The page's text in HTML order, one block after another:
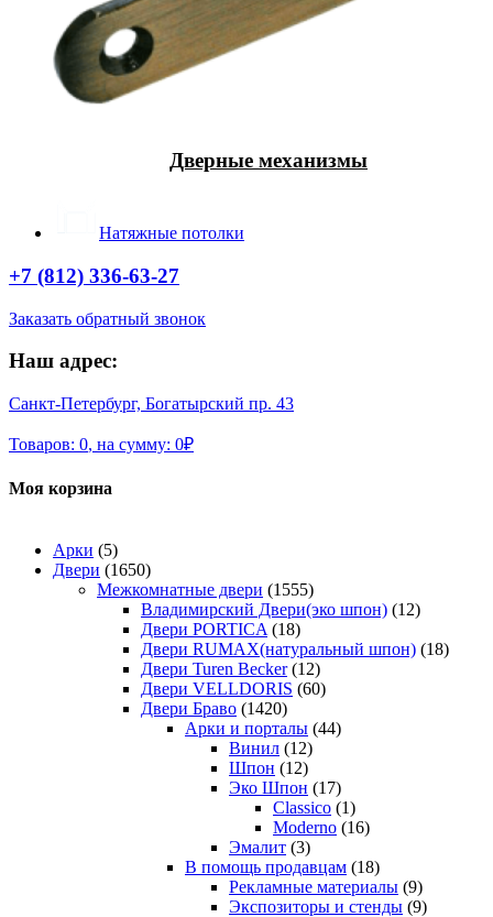
Дверные механизмы
Натяжные потолки
+7 (812) 336-63-27
Заказать обратный звонок
Наш адрес:
Санкт-Петербург, Богатырский пр. 43
Товаров: 0, на сумму: 0₽
Моя корзина
Арки (5)
Двери (1650)
Межкомнатные двери (1555)
Владимирский Двери(эко шпон) (12)
Двери PORTICA (18)
Двери RUMAX(натуральный шпон) (18)
Двери Turen Becker (12)
Двери VELLDORIS (60)
Двери Браво (1420)
Арки и порталы (44)
Винил (12)
Шпон (12)
Эко Шпон (17)
Classico (1)
Moderno (16)
Эмалит (3)
В помощь продавцам (18)
Рекламные материалы (9)
Экспозиторы и стенды (9)